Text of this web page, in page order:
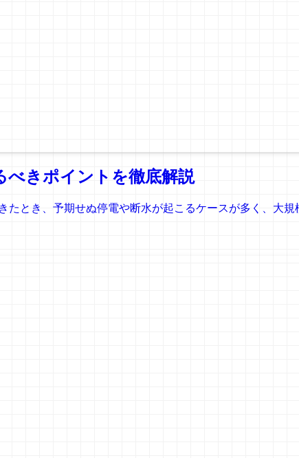
べきポイントを徹底解説
とき、予期せぬ停電や断水が起こるケースが多く、大規